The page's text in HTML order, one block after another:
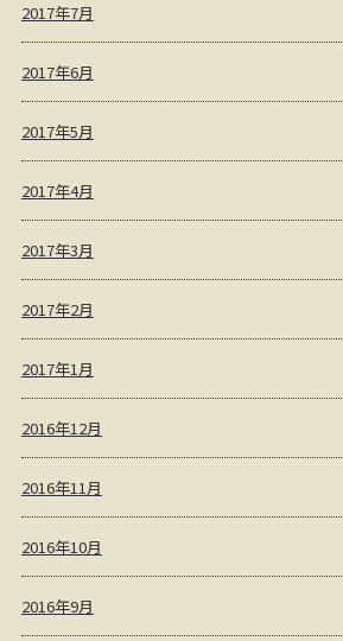
2017年7月
2017年6月
2017年5月
2017年4月
2017年3月
2017年2月
2017年1月
2016年12月
2016年11月
2016年10月
2016年9月